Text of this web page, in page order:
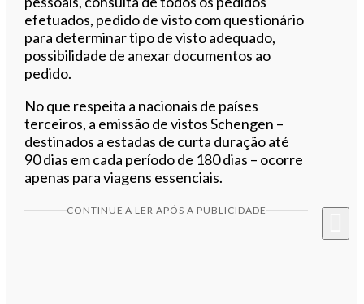
efetuados, pedido de visto com questionário
para determinar tipo de visto adequado,
possibilidade de anexar documentos ao
pedido.
No que respeita a nacionais de países
terceiros, a emissão de vistos Schengen –
destinados a estadas de curta duração até
90 dias em cada período de 180 dias – ocorre
apenas para viagens essenciais.
CONTINUE A LER APÓS A PUBLICIDADE